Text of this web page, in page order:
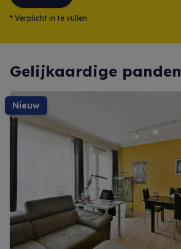
* Verplicht in te vullen
Gelijkaardige panden
nieuw